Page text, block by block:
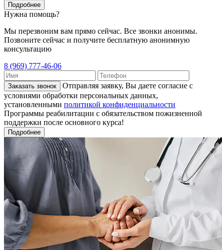
Подробнее
Нужна помощь?
Мы перезвоним вам прямо сейчас. Все звонки анонимы.
Позвоните сейчас и получите бесплатную анонимную
консультацию
8 (969) 777-46-06
Заказать звонок
Отправляя заявку, Вы даете согласие с
условиями обработки персональных данных,
установленными политикой конфиденциальности
Программы реабилитации с обязательством пожизненной
поддержки после основного курса!
Подробнее